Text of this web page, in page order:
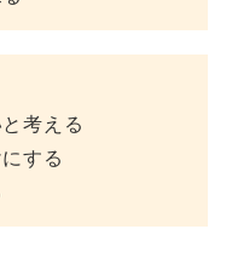
考える
する